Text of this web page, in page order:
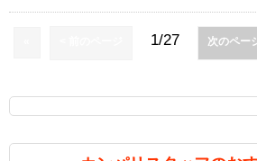
1/27 次のペー